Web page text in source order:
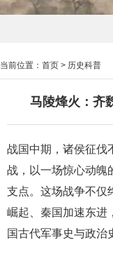
当前位置： 首页 > 历史科普
马陵烽火：齐
战国中期，诸侯征伐
战，以一场惊心动魄
支点。这场战争不仅
崛起、秦国加速东进
国古代军事史与政治